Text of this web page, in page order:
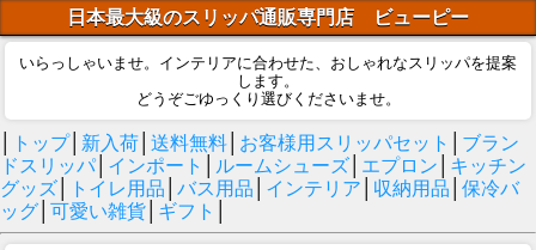
日本最大級のスリッパ通販専門店 ビューピー
いらっしゃいませ。インテリアに合わせた、おしゃれなスリッパを提案
します。
どうぞごゆっくり選びくださいませ。
トップ│ 新入荷 送料無料 お客様用スリッパセット
ブラン
ドスリッパ│ インポート ルームシューズ エプロン
キッチン
グッズ
トイレ用品 バス用品 インテリア 収納用品
保冷バ
ッグ 可愛い雑貨 ギフト